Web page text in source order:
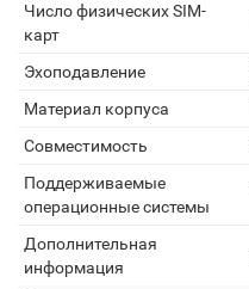
Число физических SIM-
карт
Эхоподавление
Материал корпуса
Совместимость
Поддерживаемые
операционные системы
Дополнительная
информация